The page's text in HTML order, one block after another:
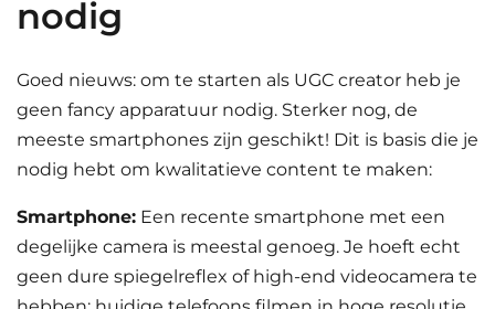
nodig
Goed nieuws: om te starten als UGC creator heb je
geen fancy apparatuur nodig. Sterker nog, de
meeste smartphones zijn geschikt! Dit is basis die je
nodig hebt om kwalitatieve content te maken:
Smartphone: Een recente smartphone met een
degelijke camera is meestal genoeg. Je hoeft echt
geen dure spiegelreflex of high-end videocamera te